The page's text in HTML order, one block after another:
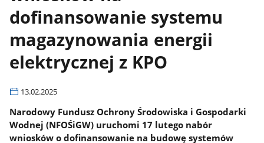
dofinansowanie systemu
magazynowania energii
elektrycznej z KPO
13.02.2025
Narodowy Fundusz Ochrony Środowiska i Gospodarki
Wodnej (NFOŚiGW) uruchomi 17 lutego nabór
wniosków o dofinansowanie na budowę systemów